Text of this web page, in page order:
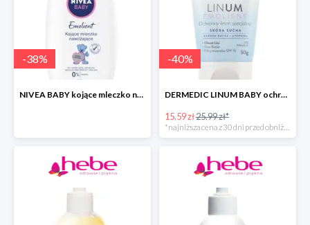
-38%
NIVEA BABY kojące mleczko nawilżające do ciała dla dzieci
-40%
DERMEDIC LINUM BABY ochronny krem specjalny
15.59 zł25.99 zł*
*najniższa cena z 30 dni przed obniżką